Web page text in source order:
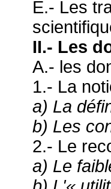
E.- Les
II.- Les
A.- les
1.- La
a) La
b) Les
2.- Le
a) Le